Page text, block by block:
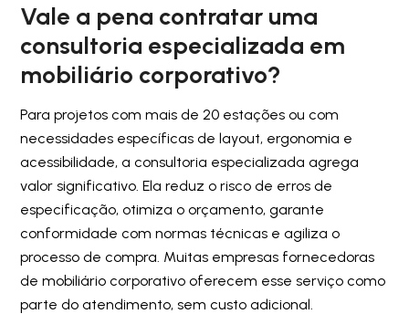
Vale a pena contratar uma
consultoria especializada em
mobiliário corporativo?
Para projetos com mais de 20 estações ou com
necessidades específicas de layout, ergonomia e
acessibilidade, a consultoria especializada agrega
valor significativo. Ela reduz o risco de erros de
especificação, otimiza o orçamento, garante
conformidade com normas técnicas e agiliza o
processo de compra. Muitas empresas fornecedoras
de mobiliário corporativo oferecem esse serviço como
parte do atendimento, sem custo adicional.